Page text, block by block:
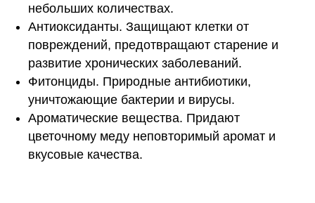
небольших количествах.
Антиоксиданты. Защищают клетки от
повреждений, предотвращают старение и
развитие хронических заболеваний.
Фитонциды. Природные антибиотики,
уничтожающие бактерии и вирусы.
Ароматические вещества. Придают
цветочному меду неповторимый аромат и
вкусовые качества.